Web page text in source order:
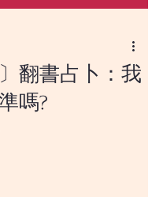
翻書占卜：我
嗎?
高為 5 顆星）。